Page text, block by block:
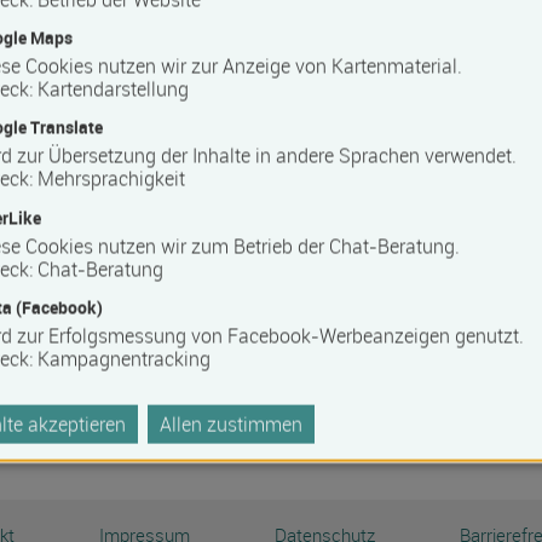
und die NACHFOLGEZENTRALE MV bieten
im Kammerbezirk an.
innen und potenziellen Nachfolger/-innen die
werden, sich in einem ersten Gespräch mit den
über den aktuellen persönlichen Stand zu
Leistungsangebote kennen zu lernen.
sind für Interessierte kostenfrei.
gebeten.
Empfehlen Seite auf Xing teilen
Seite auf LinkedIn teilen
Seite auf Facebook teilen
Impressum Datenschutz
Maps
Cookies nutzen wir zur Anzeige von Kartenmaterial.
: Kartendarstellung
Translate
zur Übersetzung der Inhalte in andere Sprachen verwendet.
: Mehrsprachigkeit
Cookies nutzen wir zum Betrieb der Chat-Beratung.
: Chat-Beratung
(Facebook)
zur Erfolgsmessung von Facebook-Werbeanzeigen genutzt.
: Kampagnentracking
akzeptieren Allen zustimmen